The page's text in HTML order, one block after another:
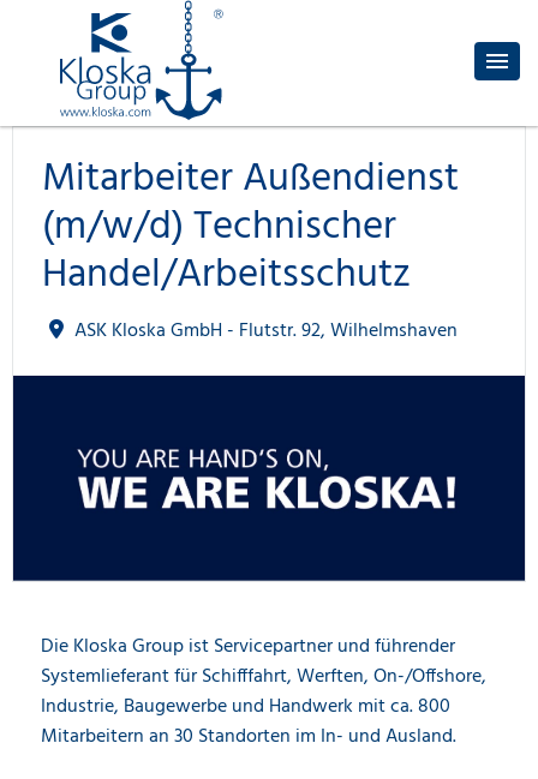
Mitarbeiter Außendienst
(m/w/d) Technischer
Handel/Arbeitsschutz
ASK Kloska GmbH - Flutstr. 92, Wilhelmshaven
Die Kloska Group ist Servicepartner und führender
Systemlieferant für Schifffahrt, Werften, On-/Offshore,
Industrie, Baugewerbe und Handwerk mit ca. 800
Mitarbeitern an 30 Standorten im In- und Ausland.